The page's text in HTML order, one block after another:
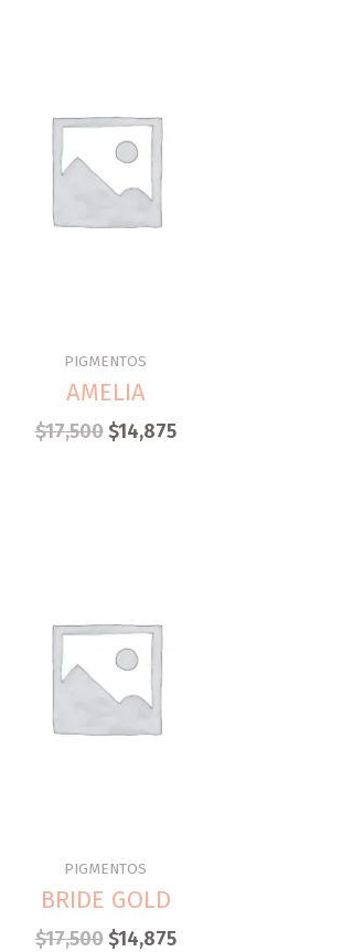
PIGMENTOS
AMELIA
$17,500 $14,875
PIGMENTOS
BRIDE GOLD
$17,500 $14,875